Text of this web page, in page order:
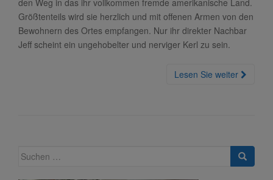
den Weg in das ihr vollkommen fremde amerikanische Land.
Größtenteils wird sie herzlich und mit offenen Armen von den
Bewohnern des Ortes empfangen. Nur ihr direkter Nachbar
Jeff scheint ein ungehobelter und nerviger Kerl zu sein.
Lesen Sie weiter
Suche